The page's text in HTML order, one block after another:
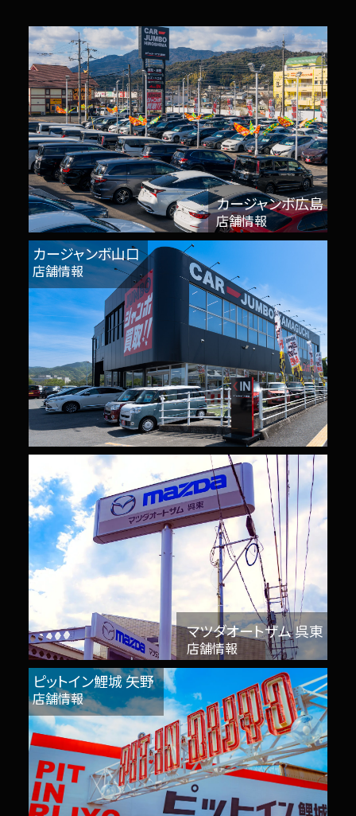
カージャンボ広島
店舗情報
カージャンボ山口
店舗情報
マツダオートザム 呉東
店舗情報
ピットイン鯉城 矢野
店舗情報